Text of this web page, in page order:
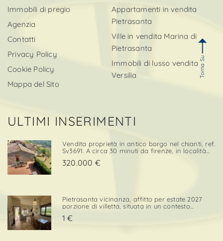
Immobili di pregio
Agenzia
Contatti
Privacy Policy
Cookie Policy
Mappa del Sito
Appartamenti in vendita
Pietrasanta
Ville in vendita Marina di
Pietrasanta
Immobili di lusso vendita
Versilia
ULTIMI INSERIMENTI
Vendita proprietà in antico borgo nel chianti, ref.
Sv3691. A circa 30 minuti da firenze, in località
cintoia greve in chianti , inserito in un borgo
medievale immerso nella natura, proponiamo in
320.000 €
Pietrasanta vicinanza, affitto per estate 2027
porzione di villetta, situata in un contesto
tranquillo e comodo sia per il centro che per i
servizi. L’immobile è dotato di una porzione di
1 €
Torna Su